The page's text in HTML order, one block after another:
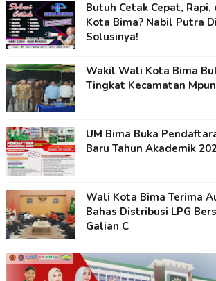
Butuh Cetak Cepat, Rapi,
Kota Bima? Nabil Putra
Solusinya!
Wakil Wali Kota Bima
Tingkat Kecamatan
UM Bima Buka
Baru Tahun Akademik
Wali Kota Bima Terima
Bahas Distribusi LPG
Galian C